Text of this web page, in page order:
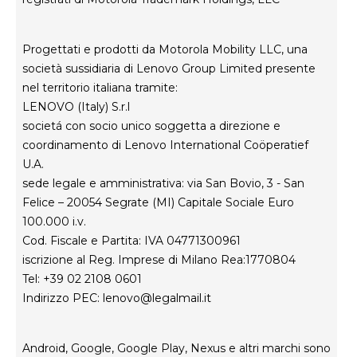
Progettati e prodotti da Motorola Mobility LLC, una
società sussidiaria di Lenovo Group Limited presente
nel territorio italiana tramite:
LENOVO (Italy) S.r.l
societá con socio unico soggetta a direzione e
coordinamento di Lenovo International Coöperatief
U.A.
sede legale e amministrativa: via San Bovio, 3 - San
Felice – 20054 Segrate (MI) Capitale Sociale Euro
100.000 i.v.
Cod. Fiscale e Partita: IVA 04771300961
iscrizione al Reg. Imprese di Milano Rea:1770804
Tel: +39 02 2108 0601
Indirizzo PEC: lenovo@legalmail.it
Android, Google, Google Play, Nexus e altri marchi sono